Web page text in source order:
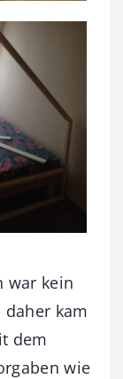
war kein
kam
dem
wie